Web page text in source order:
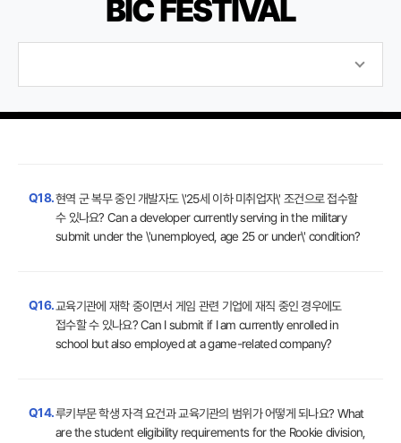
BIC FESTIVAL
Q18.현역 군 복무 중인 개발자도 \'25세 이하 미취업자\' 조건으로 접수할
수 있나요? Can a developer currently serving in the military
submit under the \'unemployed, age 25 or under\' condition?
Q16.교육기관에 재학 중이면서 게임 관련 기업에 재직 중인 경우에도
접수할 수 있나요? Can I submit if I am currently enrolled in
school but also employed at a game-related company?
Q14.루키부문 학생 자격 요건과 교육기관의 범위가 어떻게 되나요? What
are the student eligibility requirements for the Rookie division,